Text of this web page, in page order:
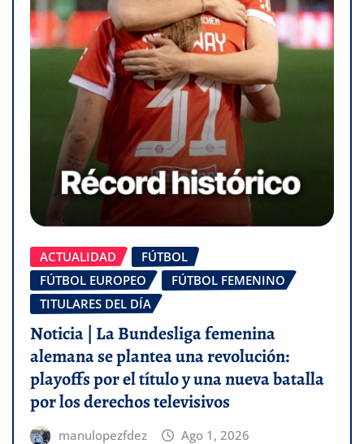
ACTUALIDAD
FÚTBOL
FÚTBOL EUROPEO
FÚTBOL FEMENINO
TITULARES DEL DÍA
Noticia | La Bundesliga femenina
alemana se plantea una revolución:
playoffs por el título y una nueva batalla
por los derechos televisivos
manulopezfdez Ago 1, 2026